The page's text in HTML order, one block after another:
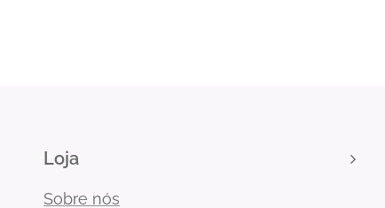
Loja
Sobre nós